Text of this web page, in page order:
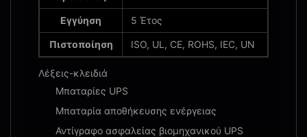
Εγγύηση 5 Έτος
Πιστοποίηση ISO, UL, CE, ROHS, IEC, UN
Λέξεις-κλειδιά
Μπαταρίες UPS
Μπαταρία αποθήκευσης ενέργειας
Αντίγραφο ασφαλείας βιομηχανικού UPS